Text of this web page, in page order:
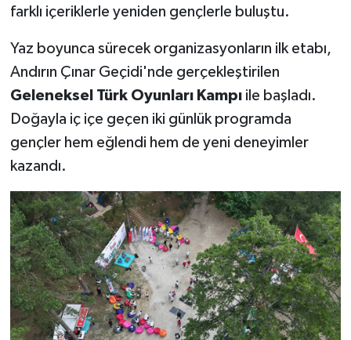
farklı içeriklerle yeniden gençlerle buluştu.
Yaz boyunca sürecek organizasyonların ilk etabı,
Andırın Çınar Geçidi'nde gerçekleştirilen
Geleneksel Türk Oyunları Kampıile başladı.
Doğayla iç içe geçen iki günlük programda
gençler hem eğlendi hem de yeni deneyimler
kazandı.
SİVİL TOPLUM
SEÇİM 2014
KİM KİMDİR
ÇEK GÖNDER
KİTAP
HEDEF2020
OTOMOBİL